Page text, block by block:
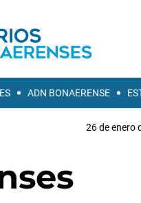
ADN BONAERENSE
26 de enero